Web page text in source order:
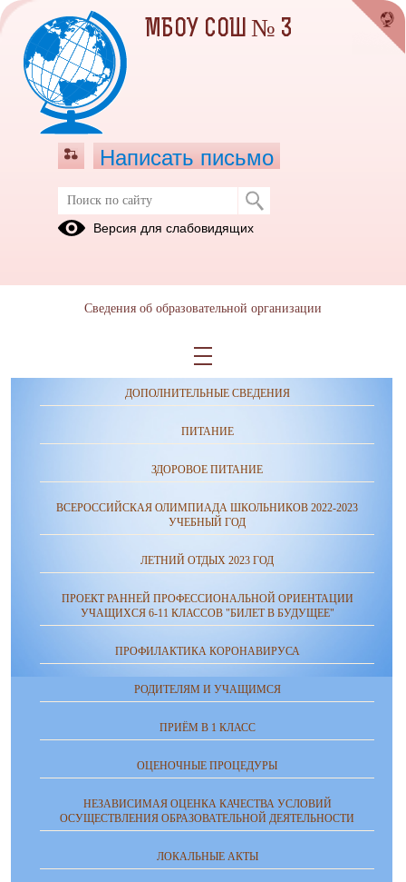
ОБРАЩЕНИЯ ГРАЖДАН
ПРОТИВОДЕЙСТВИЕ КОРРУПЦИИ
ДОПОЛНИТЕЛЬНЫЕ СВЕДЕНИЯ
ПИТАНИЕ
ЗДОРОВОЕ ПИТАНИЕ
ВСЕРОССИЙСКАЯ ОЛИМПИАДА ШКОЛЬНИКОВ 2022-2023
УЧЕБНЫЙ ГОД
ЛЕТНИЙ ОТДЫХ 2023 ГОД
ПРОЕКТ РАННЕЙ ПРОФЕССИОНАЛЬНОЙ ОРИЕНТАЦИИ
УЧАЩИХСЯ 6-11 КЛАССОВ "БИЛЕТ В БУДУЩЕЕ"
ПРОФИЛАКТИКА КОРОНАВИРУСА
РОДИТЕЛЯМ И УЧАЩИМСЯ
ПРИЁМ В 1 КЛАСС
ОЦЕНОЧНЫЕ ПРОЦЕДУРЫ
НЕЗАВИСИМАЯ ОЦЕНКА КАЧЕСТВА УСЛОВИЙ
ОСУЩЕСТВЛЕНИЯ ОБРАЗОВАТЕЛЬНОЙ ДЕЯТЕЛЬНОСТИ
ЛОКАЛЬНЫЕ АКТЫ
МБОУ СОШ № 3
Написать письмо
Версия для слабовидящих
Сведения об образовательной организации